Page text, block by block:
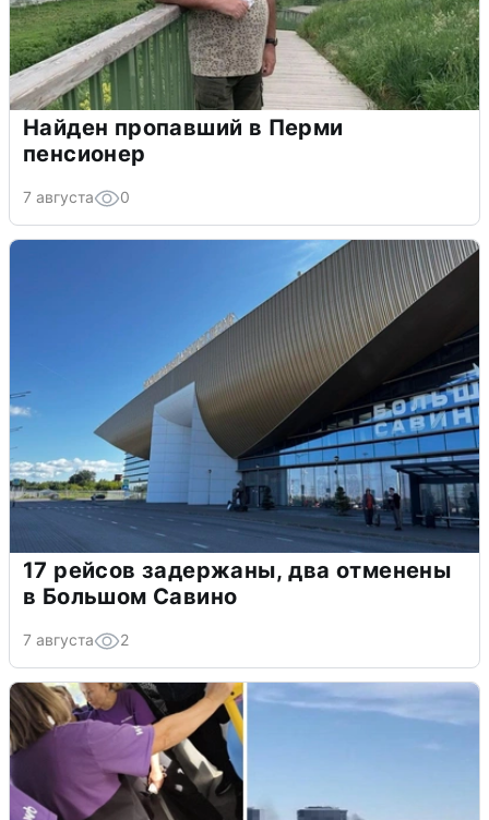
Найден пропавший в Перми
пенсионер
7 августа 0
17 рейсов задержаны, два отменены
в Большом Савино
7 августа 2